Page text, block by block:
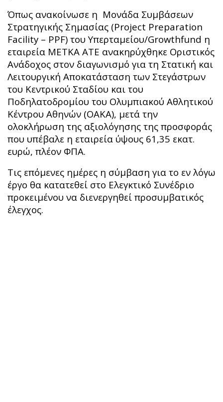
Όπως ανακοίνωσε η Μονάδα Συμβάσεων
Στρατηγικής Σημασίας (Project Preparation
Facility – PPF) του Υπερταμείου/Growthfund η
εταιρεία ΜΕΤΚΑ ΑΤΕ ανακηρύχθηκε Οριστικός
Ανάδοχος στον διαγωνισμό για τη Στατική και
Λειτουργική Αποκατάσταση των Στεγάστρων
του Κεντρικού Σταδίου και του
Ποδηλατοδρομίου του Ολυμπιακού Αθλητικού
Κέντρου Αθηνών (ΟΑΚΑ), μετά την
ολοκλήρωση της αξιολόγησης της προσφοράς
που υπέβαλε η εταιρεία ύψους 61,35 εκατ.
ευρώ, πλέον ΦΠΑ.
Τις επόμενες ημέρες η σύμβαση για το εν λόγω
έργο θα κατατεθεί στο Ελεγκτικό Συνέδριο
προκειμένου να διενεργηθεί προσυμβατικός
έλεγχος.